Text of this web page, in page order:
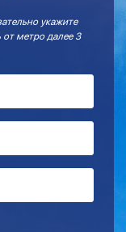
метро далее 3